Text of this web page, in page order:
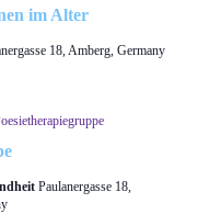
im Alter
18, Amberg, Germany
Paulanergasse 18,